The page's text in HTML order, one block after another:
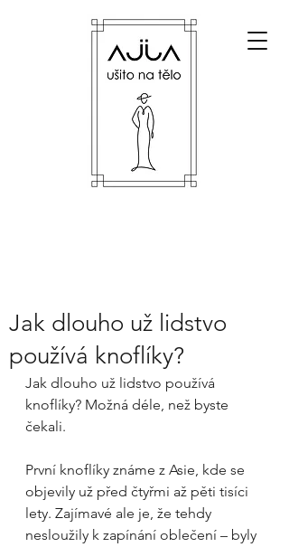
Jak dlouho už lidstvo
používá knoflíky?
Jak dlouho už lidstvo používá
knoflíky? Možná déle, než byste
čekali.
První knoflíky známe z Asie, kde se
objevily už před čtyřmi až pěti tisíci
lety. Zajímavé ale je, že tehdy
nesloužily k zapínání oblečení – byly